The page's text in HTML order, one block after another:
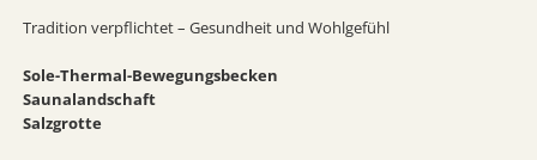
Tradition verpflichtet – Gesundheit und Wohlgefühl
Sole-Thermal-Bewegungsbecken
Saunalandschaft
Salzgrotte